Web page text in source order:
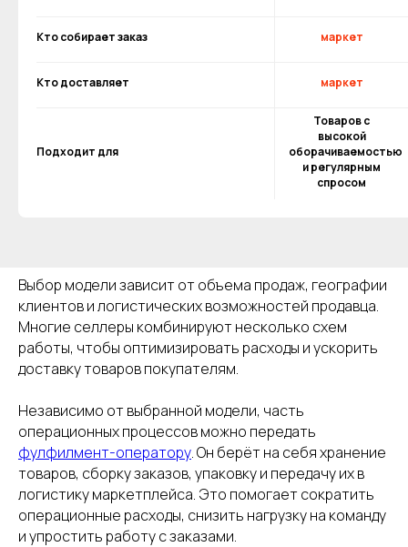
Кто собирает заказ маркет
Кто доставляет маркет
Подходит для
Товаров с
высокой
оборачиваемостью
и регулярным
спросом
Выбор модели зависит от объема продаж, географии
клиентов и логистических возможностей продавца.
Многие селлеры комбинируют несколько схем
работы, чтобы оптимизировать расходы и ускорить
доставку товаров покупателям.
Независимо от выбранной модели, часть
операционных процессов можно передать
фулфилмент-оператору. Он берёт на себя хранение
товаров, сборку заказов, упаковку и передачу их в
логистику маркетплейса. Это помогает сократить
операционные расходы, снизить нагрузку на команду
и упростить работу с заказами.
поставщиков и
Подпишитесь на рассылку и получите подборку
производителей и оптовых поставщиков, у которых
можно найти товар для перепродажи на
маркетплейсах
ПОЛУЧИТЬ СПИСОК
Нажимая кнопку, вы даете
персональных данных.Подробнее можно
прочитать вПолитике